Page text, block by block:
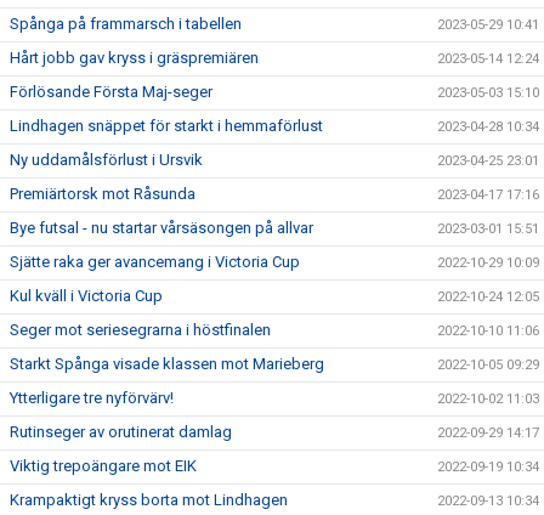
Spånga på frammarsch i tabellen 2023-05-29 10:41
Hårt jobb gav kryss i gräspremiären 2023-05-14 12:24
Förlösande Första Maj-seger 2023-05-03 15:10
Lindhagen snäppet för starkt i hemmaförlust 2023-04-28 10:34
Ny uddamålsförlust i Ursvik 2023-04-25 23:01
Premiärtorsk mot Råsunda 2023-04-17 17:16
Bye futsal - nu startar vårsäsongen på allvar 2023-03-01 15:51
Sjätte raka ger avancemang i Victoria Cup 2022-10-29 10:09
Kul kväll i Victoria Cup 2022-10-24 12:05
Seger mot seriesegrarna i höstfinalen 2022-10-10 11:06
Starkt Spånga visade klassen mot Marieberg 2022-10-05 09:29
Ytterligare tre nyförvärv! 2022-10-02 11:03
Rutinseger av orutinerat damlag 2022-09-29 14:17
Viktig trepoängare mot EIK 2022-09-19 10:34
Krampaktigt kryss borta mot Lindhagen 2022-09-13 10:34